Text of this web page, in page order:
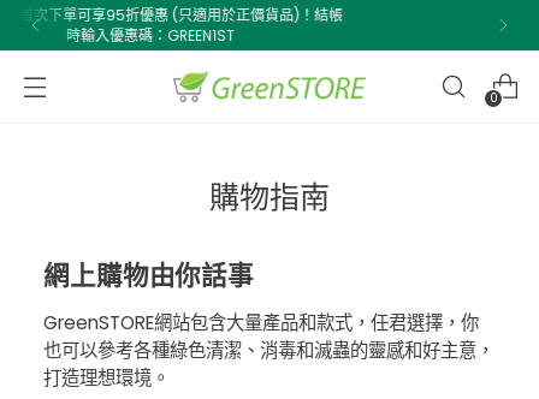
購物滿$500即享免費送貨！
0
購物指南
網上購物由你話事
GreenSTORE網站包含大量產品和款式，任君選擇，你
也可以參考各種綠色清潔、消毒和滅蟲的靈感和好主意，
打造理想環境。